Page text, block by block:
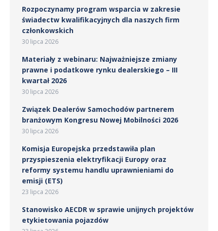
Rozpoczynamy program wsparcia w zakresie
świadectw kwalifikacyjnych dla naszych firm
członkowskich
30 lipca 2026
Materiały z webinaru: Najważniejsze zmiany
prawne i podatkowe rynku dealerskiego – III
kwartał 2026
30 lipca 2026
Związek Dealerów Samochodów partnerem
branżowym Kongresu Nowej Mobilności 2026
30 lipca 2026
Komisja Europejska przedstawiła plan
przyspieszenia elektryfikacji Europy oraz
reformy systemu handlu uprawnieniami do
emisji (ETS)
23 lipca 2026
Stanowisko AECDR w sprawie unijnych projektów
etykietowania pojazdów